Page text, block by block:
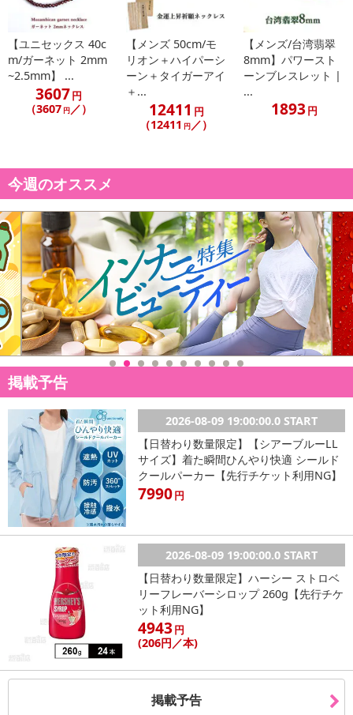
【ユニセックス 40c
m/ガーネット 2mm
~2.5mm】 ...
3607円
（3607 円／）
【メンズ 50cm/モ
リオン＋ハイパーシ
ーン＋タイガーアイ
＋...
12411 円
（12411 円 ／）
【メンズ/台湾翡翠
8mm】パワースト
ーンブレスレット |
...
1893円
今週のオススメ
掲載予告
2026-08-09 19:00:00.0 START
【日替わり数量限定】【シアーブルーLL
サイズ】着た瞬間ひんやり快適 シールド
クールパーカー【先行チケット利用NG】
7990円
2026-08-09 19:00:00.0 START
【日替わり数量限定】ハーシー ストロベ
リーフレーバーシロップ 260g【先行チケ
ット利用NG】
4943円
(206円／本)
掲載予告